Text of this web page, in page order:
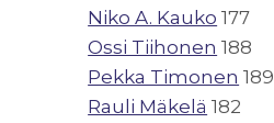
Niko A. Kauko 177
Ossi Tiihonen 188
Pekka Timonen 189
Rauli Mäkelä 182